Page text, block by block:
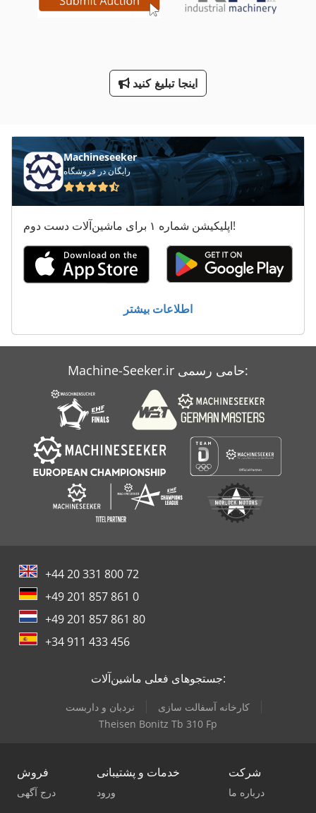
اینجا تبلیغ کنید
Machineseeker
رایگان در فروشگاه
اپلیکیشن شماره ۱ برای ماشین‌آلات دست دوم!
اطلاعات بیشتر
Machine-Seeker.ir حامی رسمی:
+44 20 331 800 72
+49 201 857 861 0
+49 201 857 861 80
+34 911 433 456
جستجوهای فعلی ماشین‌آلات:
نردبان و داربست
کارخانه آسفالت سازی
Theisen Bonitz Tb 310 Fp
فروش
درج آگهی
خدمات و پشتیبانی
ورود
شرکت
درباره ما